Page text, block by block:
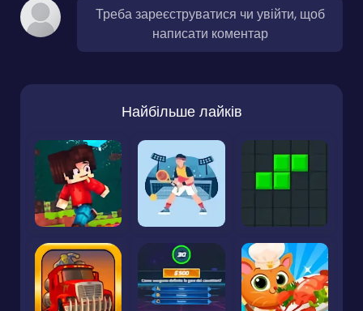
Треба зареєструватися чи увійти, щоб
написати коментар
Найбільше лайків